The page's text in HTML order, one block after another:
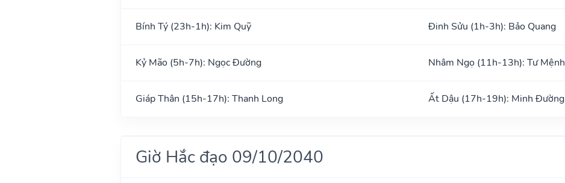
Bính Tý (23h-1h): Kim Quỹ Đinh Sửu (1h-3h): Bảo Quang
Kỷ Mão (5h-7h): Ngọc Đường Nhâm Ngọ (11h-13h): Tư Mệnh
Giáp Thân (15h-17h): Thanh Long Ất Dậu (17h-19h): Minh Đường
Giờ Hắc đạo 09/10/2040